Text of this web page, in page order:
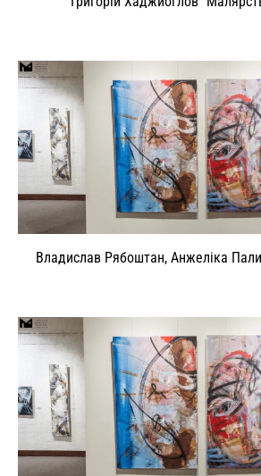
Владислав Рябоштан, Анжеліка